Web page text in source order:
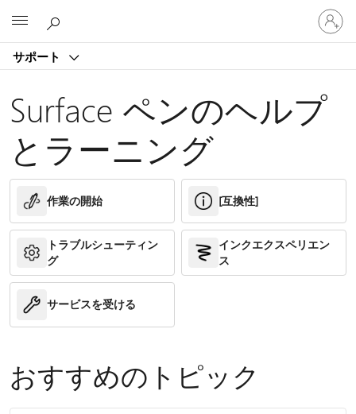
サポート
ア
カ
ウ
に
サ
ン
Surface ペンのヘルプ
とラーニング
作業の開始 [互換性]
トラブルシューティン
グ
インクエクスペリエン
ス
サービスを受ける
おすすめのトピック